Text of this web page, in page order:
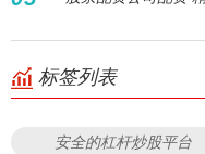
标签列表
安全的杠杆炒股平台